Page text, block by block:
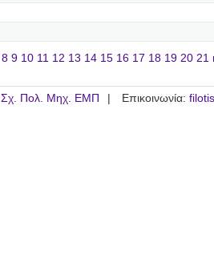
8 9 10 11 12 13 14 15 16 17 18 19 20 21
Σχ. Πολ. Μηχ. ΕΜΠ Επικοινωνία: